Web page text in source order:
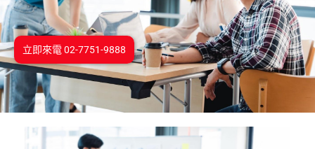
立即來電 02-7751-9888